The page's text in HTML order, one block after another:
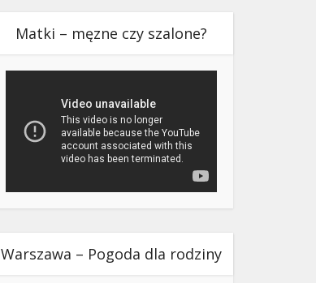
Matki – męzne czy szalone?
Warszawa – Pogoda dla rodziny